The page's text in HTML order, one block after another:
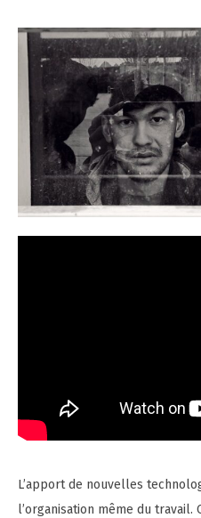
L’apport de nouvelles
l’organisation même du